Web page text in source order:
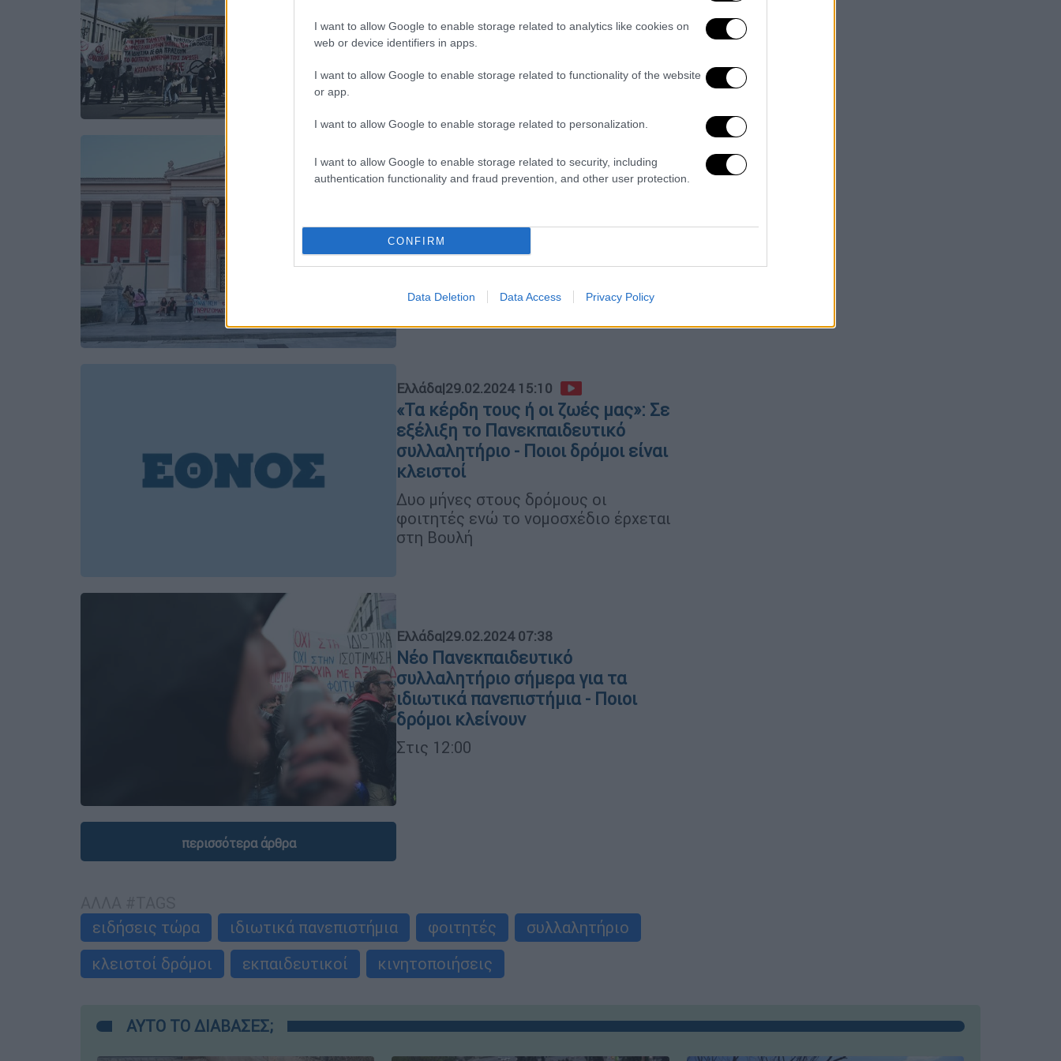
I want to allow Google to enable storage related to analytics like cookies on
web or device identifiers in apps.
I want to allow Google to enable storage related to functionality of the website
or app.
I want to allow Google to enable storage related to personalization.
I want to allow Google to enable storage related to security, including
authentication functionality and fraud prevention, and other user protection.
CONFIRM
Data Deletion Data Access Privacy Policy
Αθήνα για το νομοσχέδιο
Κλειστή η Πανεπιστημίου
Κατάληψη φοιτητών στην
Απέκλεισαν το ΑΠΘ
Οι φοιτητικοί σύλλογοι
νομοσχεδίου και καλούν στην αυριανή
Ελλάδα|29.02.2024 15:10
«Τα κέρδη τους ή οι ζωές μας»: Σε
εξέλιξη το Πανεκπαιδευτικό
συλλαλητήριο - Ποιοι δρόμοι είναι
κλειστοί
Δυο μήνες στους δρόμους οι
φοιτητές ενώ το νομοσχέδιο έρχεται
στη Βουλή
Ελλάδα|29.02.2024 07:38
Νέο Πανεκπαιδευτικό
συλλαλητήριο σήμερα για τα
ιδιωτικά πανεπιστήμια - Ποιοι
δρόμοι κλείνουν
Στις 12:00
περισσότερα άρθρα
ειδήσεις τώρα
ιδιωτικά πανεπιστήμια φοιτητές
συλλαλητήριο
κλειστοί δρόμοι
εκπαιδευτικοί κινητοποιήσεις
ΑΥΤΟ ΤΟ ΔΙΑΒΑΣΕΣ;